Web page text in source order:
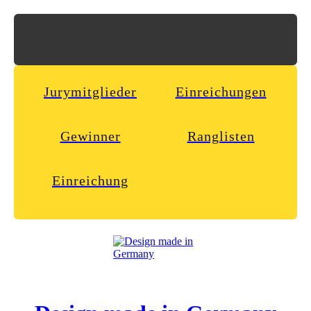
Jurymitglieder Einreichungen
Gewinner Ranglisten
Einreichung